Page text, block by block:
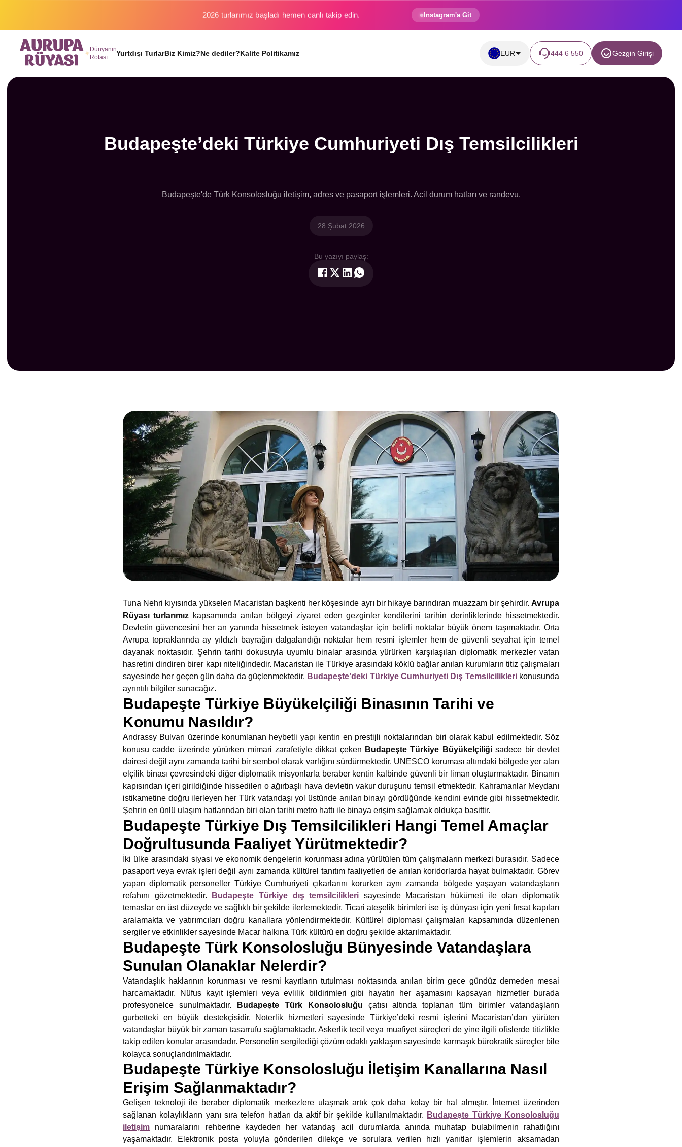
Binlerce gezginin hayali gerçek oluyor. Instagram'a Git
Dünyanın
Rotası
Yurtdışı TurlarBiz Kimiz?Ne dediler?Kalite Politikamız EUR 444 6 550 Gezgin Girişi
Budapeşte’deki Türkiye Cumhuriyeti Dış Temsilcilikleri
Budapeşte'de Türk Konsolosluğu iletişim, adres ve pasaport işlemleri. Acil durum hatları ve randevu.
28 Şubat 2026
Bu yazıyı paylaş:
Tuna Nehri kıyısında yükselen Macaristan başkenti her köşesinde ayrı bir hikaye barındıran muazzam bir şehirdir. Avrupa
Rüyası turlarımız kapsamında anılan bölgeyi ziyaret eden gezginler kendilerini tarihin derinliklerinde hissetmektedir.
Devletin güvencesini her an yanında hissetmek isteyen vatandaşlar için belirli noktalar büyük önem taşımaktadır. Orta
Avrupa topraklarında ay yıldızlı bayrağın dalgalandığı noktalar hem resmi işlemler hem de güvenli seyahat için temel
dayanak noktasıdır. Şehrin tarihi dokusuyla uyumlu binalar arasında yürürken karşılaşılan diplomatik merkezler vatan
hasretini dindiren birer kapı niteliğindedir. Macaristan ile Türkiye arasındaki köklü bağlar anılan kurumların titiz çalışmaları
sayesinde her geçen gün daha da güçlenmektedir. Budapeşte’deki Türkiye Cumhuriyeti Dış Temsilcilikleri konusunda
ayrıntılı bilgiler sunacağız.
Budapeşte Türkiye Büyükelçiliği Binasının Tarihi ve
Konumu Nasıldır?
Andrassy Bulvarı üzerinde konumlanan heybetli yapı kentin en prestijli noktalarından biri olarak kabul edilmektedir. Söz
konusu cadde üzerinde yürürken mimari zarafetiyle dikkat çeken Budapeşte Türkiye Büyükelçiliğisadece bir devlet
dairesi değil aynı zamanda tarihi bir sembol olarak varlığını sürdürmektedir. UNESCO koruması altındaki bölgede yer alan
elçilik binası çevresindeki diğer diplomatik misyonlarla beraber kentin kalbinde güvenli bir liman oluşturmaktadır. Binanın
kapısından içeri girildiğinde hissedilen o ağırbaşlı hava devletin vakur duruşunu temsil etmektedir. Kahramanlar Meydanı
istikametine doğru ilerleyen her Türk vatandaşı yol üstünde anılan binayı gördüğünde kendini evinde gibi hissetmektedir.
Şehrin en ünlü ulaşım hatlarından biri olan tarihi metro hattı ile binaya erişim sağlamak oldukça basittir.
Budapeşte Türkiye Dış Temsilcilikleri Hangi Temel Amaçlar
Doğrultusunda Faaliyet Yürütmektedir?
İki ülke arasındaki siyasi ve ekonomik dengelerin korunması adına yürütülen tüm çalışmaların merkezi burasıdır. Sadece
pasaport veya evrak işleri değil aynı zamanda kültürel tanıtım faaliyetleri de anılan koridorlarda hayat bulmaktadır. Görev
yapan diplomatik personeller Türkiye Cumhuriyeti çıkarlarını korurken aynı zamanda bölgede yaşayan vatandaşların
refahını gözetmektedir.
Budapeşte Türkiye dış temsilcilikleri sayesinde Macaristan hükümeti ile olan diplomatik
temaslar en üst düzeyde ve sağlıklı bir şekilde ilerlemektedir. Ticari ateşelik birimleri ise iş dünyası için yeni fırsat kapıları
aralamakta ve yatırımcıları doğru kanallara yönlendirmektedir. Kültürel diplomasi çalışmaları kapsamında düzenlenen
sergiler ve etkinlikler sayesinde Macar halkına Türk kültürü en doğru şekilde aktarılmaktadır.
Budapeşte Türk Konsolosluğu Bünyesinde Vatandaşlara
Sunulan Olanaklar Nelerdir?
Vatandaşlık haklarının korunması ve resmi kayıtların tutulması noktasında anılan birim gece gündüz demeden mesai
harcamaktadır. Nüfus kayıt işlemleri veya evlilik bildirimleri gibi hayatın her aşamasını kapsayan hizmetler burada
profesyonelce sunulmaktadır.
Budapeşte Türk Konsolosluğu çatısı altında toplanan tüm birimler vatandaşların
gurbetteki en büyük destekçisidir. Noterlik hizmetleri sayesinde Türkiye’deki resmi işlerini Macaristan’dan yürüten
vatandaşlar büyük bir zaman tasarrufu sağlamaktadır. Askerlik tecil veya muafiyet süreçleri de yine ilgili ofislerde titizlikle
takip edilen konular arasındadır. Personelin sergilediği çözüm odaklı yaklaşım sayesinde karmaşık bürokratik süreçler bile
kolayca sonuçlandırılmaktadır.
Budapeşte Türkiye Konsolosluğu İletişim Kanallarına Nasıl
Erişim Sağlanmaktadır?
Gelişen teknoloji ile beraber diplomatik merkezlere ulaşmak artık çok daha kolay bir hal almıştır. İnternet üzerinden
sağlanan kolaylıkların yanı sıra telefon hatları da aktif bir şekilde kullanılmaktadır. Budapeşte Türkiye Konsolosluğu
iletişim numaralarını rehberine kaydeden her vatandaş acil durumlarda anında muhatap bulabilmenin rahatlığını
yaşamaktadır. Elektronik posta yoluyla gönderilen dilekçe ve sorulara verilen hızlı yanıtlar işlemlerin aksamadan